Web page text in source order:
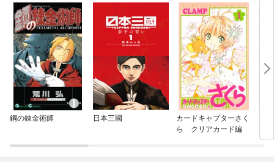
鋼の錬金術師 日本三國
カードキャプターさく
ら クリアカード編